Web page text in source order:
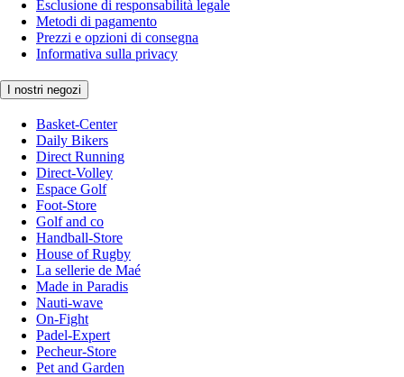
Esclusione di responsabilità legale
Metodi di pagamento
Prezzi e opzioni di consegna
Informativa sulla privacy
I nostri negozi
Basket-Center
Daily Bikers
Direct Running
Direct-Volley
Espace Golf
Foot-Store
Golf and co
Handball-Store
House of Rugby
La sellerie de Maé
Made in Paradis
Nauti-wave
On-Fight
Padel-Expert
Pecheur-Store
Pet and Garden